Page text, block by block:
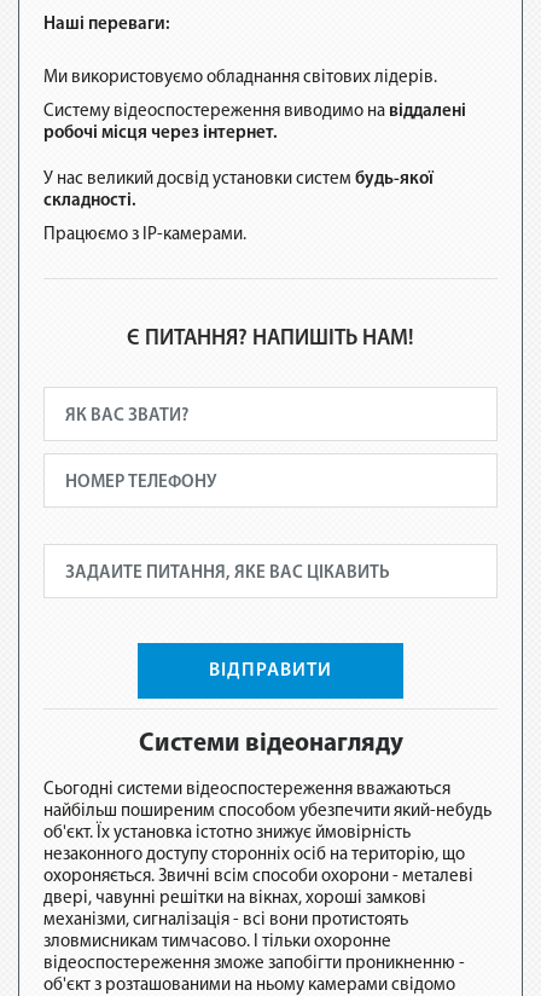
Наші переваги:
Ми використовуємо обладнання світових лідерів.
Систему відеоспостереження виводимо на віддалені
робочі місця через інтернет.
У нас великий досвід установки систем будь-якої
складності.
Працюємо з IP-камерами.
Є ПИТАННЯ? НАПИШІТЬ НАМ!
ВІДПРАВИТИ
Системи відеонагляду
Сьогодні системи відеоспостереження вважаються
найбільш поширеним способом убезпечити який-небудь
об'єкт. Їх установка істотно знижує ймовірність
незаконного доступу сторонніх осіб на територію, що
охороняється. Звичні всім способи охорони - металеві
двері, чавунні решітки на вікнах, хороші замкові
механізми, сигналізація - всі вони протистоять
зловмисникам тимчасово. І тільки охоронне
відеоспостереження зможе запобігти проникненню -
об'єкт з розташованими на ньому камерами свідомо